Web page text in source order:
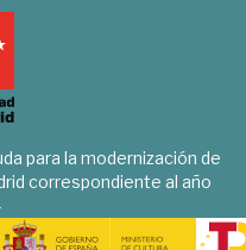
para la modernización de
correspondiente al año